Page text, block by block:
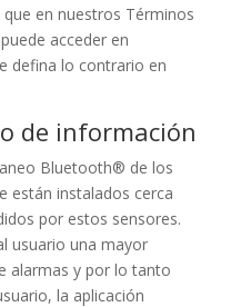
en nuestros Términos
acceder en
defina lo contrario en
de información
Bluetooth® de los
están instalados cerca
por estos sensores.
usuario una mayor
alarmas y por lo tanto
la aplicación